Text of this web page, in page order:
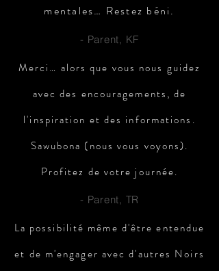
mentales… Restez béni.
- Parent, KF
Merci… alors que vous nous guidez
avec des encouragements, de
l'inspiration et des informations.
Sawubona (nous vous voyons).
Profitez de votre journée.
- Parent, TR
La possibilité même d'être entendue
et de m'engager avec d'autres Noirs